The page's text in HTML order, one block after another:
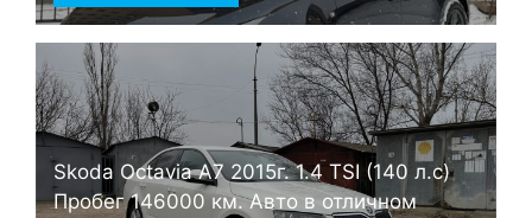
Skoda Octavia А7 2015г. 1.4 TSI (140 л.с)
Пробег 146000 км. Авто в отличном